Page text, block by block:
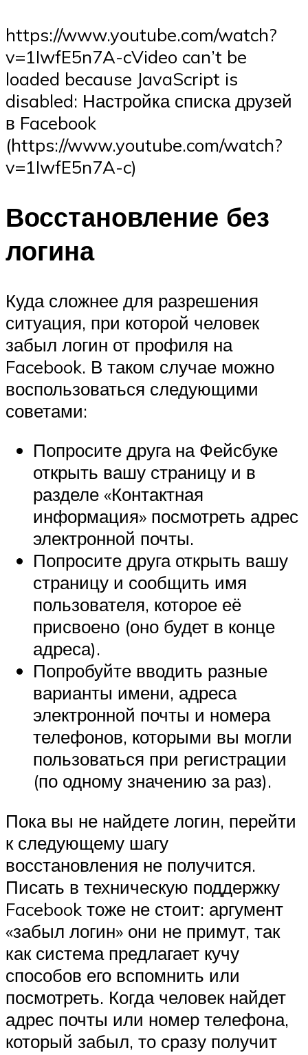
https://www.youtube.com/watch?
v=1IwfE5n7A-cVideo can’t be
loaded because JavaScript is
disabled: Настройка списка друзей
в Facebook
(https://www.youtube.com/watch?
v=1IwfE5n7A-c)
Восстановление без
логина
Куда сложнее для разрешения
ситуация, при которой человек
забыл логин от профиля на
Facebook. В таком случае можно
воспользоваться следующими
советами:
Попросите друга на Фейсбуке
открыть вашу страницу и в
разделе «Контактная
информация» посмотреть адрес
электронной почты.
Попросите друга открыть вашу
страницу и сообщить имя
пользователя, которое её
присвоено (оно будет в конце
адреса).
Попробуйте вводить разные
варианты имени, адреса
электронной почты и номера
телефонов, которыми вы могли
пользоваться при регистрации
(по одному значению за раз).
Пока вы не найдете логин, перейти
к следующему шагу
восстановления не получится.
Писать в техническую поддержку
Facebook тоже не стоит: аргумент
«забыл логин» они не примут, так
как система предлагает кучу
способов его вспомнить или
посмотреть. Когда человек найдет
адрес почты или номер телефона,
который забыл, то сразу получит